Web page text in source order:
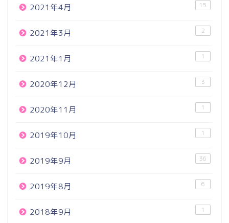
2021年4月 15
2021年3月 2
2021年1月 1
2020年12月 3
2020年11月 1
2019年10月 1
2019年9月 36
2019年8月 6
2018年9月 1